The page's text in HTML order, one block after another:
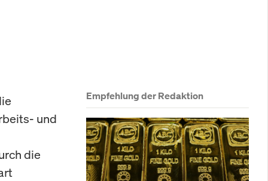
und
die
Empfehlung der Redaktion